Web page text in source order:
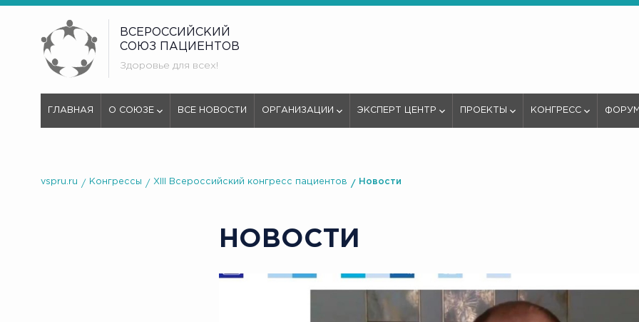
ВСЕРОССИЙСКИЙ
СОЮЗ ПАЦИЕНТОВ
Здоровье для всех!
ГЛАВНАЯ О СОЮЗЕ ВСЕ НОВОСТИ ОРГАНИЗАЦИИ ЭКСПЕРТ ЦЕНТР ПРОЕКТЫ КОНГРЕСС
vspru.ru Конгрессы XIII Всероссийский конгресс пациентов Новости
НОВОСТИ